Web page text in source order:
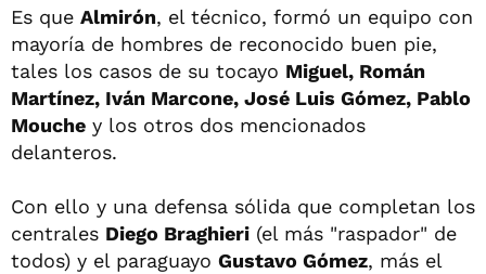
Es que Almirón, el técnico, formó un equipo con
mayoría de hombres de reconocido buen pie,
tales los casos de su tocayo Miguel, Román
Martínez, Iván Marcone, José Luis Gómez, Pablo
Mouche y los otros dos mencionados
delanteros.
Con ello y una defensa sólida que completan los
centrales Diego Braghieri (el más "raspador" de
todos) y el paraguayo Gustavo Gómez, más el